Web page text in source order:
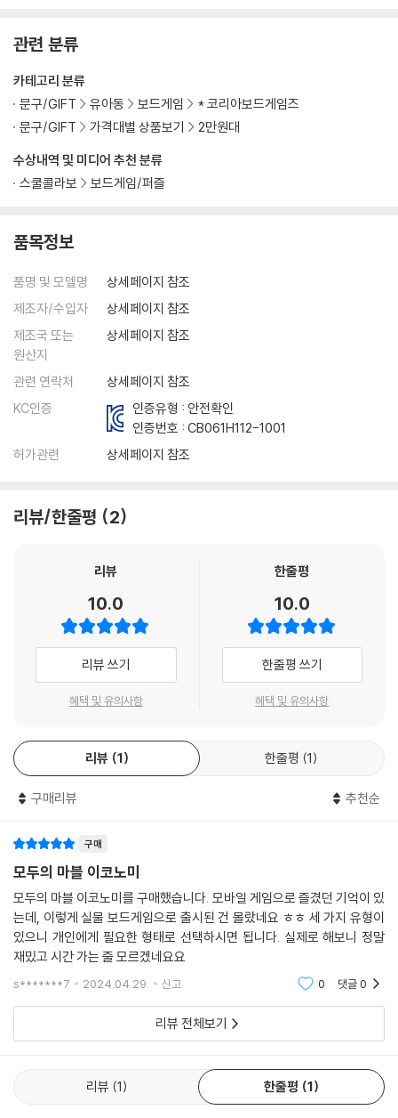
관련 분류
수상내역 및 미디어 추천 분류
스쿨콜라보
보드게임/퍼즐
카테고리 분류
문구/GIFT
유아동 보드게임
* 코리아보드게임즈
문구/GIFT
가격대별 상품보기 2만원대
품목정보
품명 및 모델명
상세페이지 참조
제조자/수입자
상세페이지 참조
제조국 또는
원산지
상세페이지 참조
관련 연락처
상세페이지 참조
KC인증
인증유형 : 안전확인
인증번호 :CB061H112-1001
허가관련
상세페이지 참조
리뷰/한줄평 2
리뷰
10.0
리뷰 쓰기
혜택 및 유의사항
한줄평
10.0
한줄평 쓰기
혜택 및 유의사항
리뷰 1 한줄평 1
구매리뷰 추천순
구매
모두의 마블 이코노미
모두의 마블 이코노미를 구매했습니다. 모바일 게임으로 즐겼던 기억이 있
는데, 이렇게 실물 보드게임으로 출시된 건 몰랐네요 ㅎㅎ 세 가지 유형이
있으니 개인에게 필요한 형태로 선택하시면 됩니다. 실제로 해보니 정말
재밌고 시간 가는 줄 모르겠네요요
s*******7 2024.04.29. 신고 0 댓글0
리뷰 전체보기
리뷰 1 한줄평 1